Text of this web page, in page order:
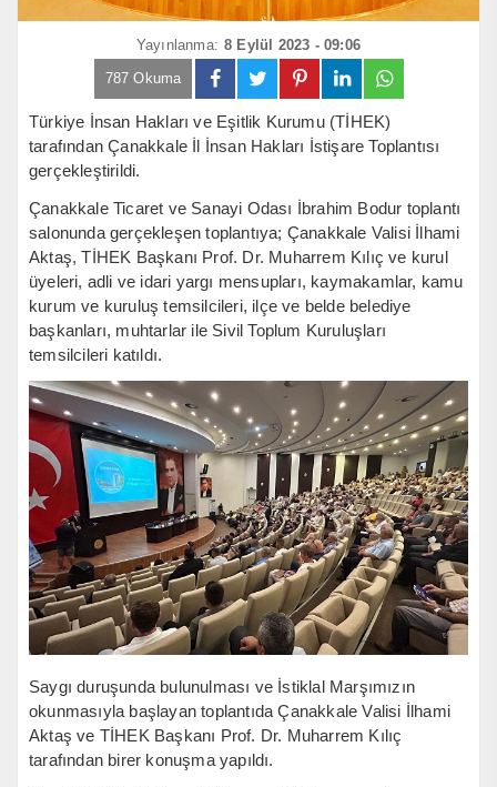
Yayınlanma: 8 Eylül 2023 - 09:06
787 Okuma
Türkiye İnsan Hakları ve Eşitlik Kurumu (TİHEK)
tarafından Çanakkale İl İnsan Hakları İstişare Toplantısı
gerçekleştirildi.
Çanakkale Ticaret ve Sanayi Odası İbrahim Bodur toplantı
salonunda gerçekleşen toplantıya; Çanakkale Valisi İlhami
Aktaş, TİHEK Başkanı Prof. Dr. Muharrem Kılıç ve kurul
üyeleri, adli ve idari yargı mensupları, kaymakamlar, kamu
kurum ve kuruluş temsilcileri, ilçe ve belde belediye
başkanları, muhtarlar ile Sivil Toplum Kuruluşları
temsilcileri katıldı.
Saygı duruşunda bulunulması ve İstiklal Marşımızın
okunmasıyla başlayan toplantıda Çanakkale Valisi İlhami
Aktaş ve TİHEK Başkanı Prof. Dr. Muharrem Kılıç
tarafından birer konuşma yapıldı.